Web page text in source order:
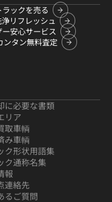
ラックを売る
浄リフレッシュ
ー安心サービス
ンタン無料査定
に必要な書類
リア
取車輌
み車輌
ク形状用語集
ク通称名集
報
連絡先
るご質問